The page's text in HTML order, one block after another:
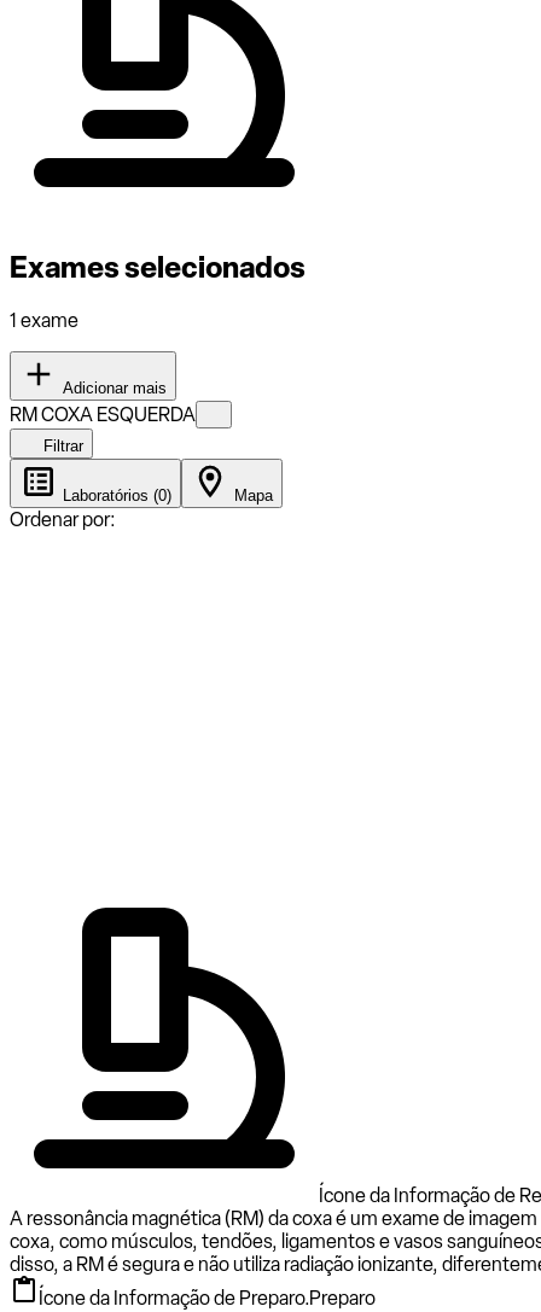
Exames selecionados
1 exame
Adicionar mais
RM COXA ESQUERDA
Filtrar
Laboratórios (0) Mapa
Ordenar por:
Ícone da Informação de
A ressonância magnética (RM) da coxa é um exame de
coxa, como músculos, tendões, ligamentos e vasos
disso, a RM é segura e não utiliza radiação ionizante,
Ícone da Informação de Preparo.Preparo